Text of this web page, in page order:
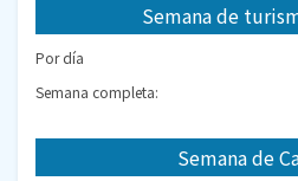
Semana de
Por día
Semana completa:
Semana de